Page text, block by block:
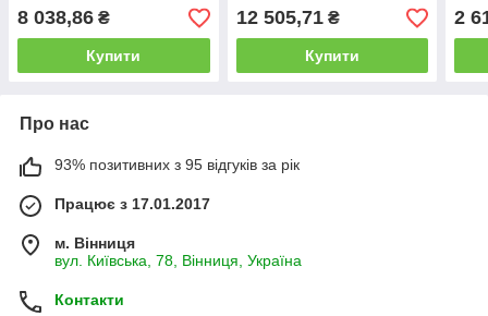
8 038,86 ₴
Купити
12 505,71₴
Купити
2
Про нас
93% позитивних з 95 відгуків за рік
Працює з 17.01.2017
м. Вінниця
вул. Київська, 78, Вінниця, Україна
Контакти